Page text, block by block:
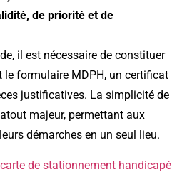
de priorité et de
il est nécessaire de constituer
le formulaire MDPH, un certificat
justificatives. La simplicité de
majeur, permettant aux
démarches en un seul lieu.
de stationnement handicapé